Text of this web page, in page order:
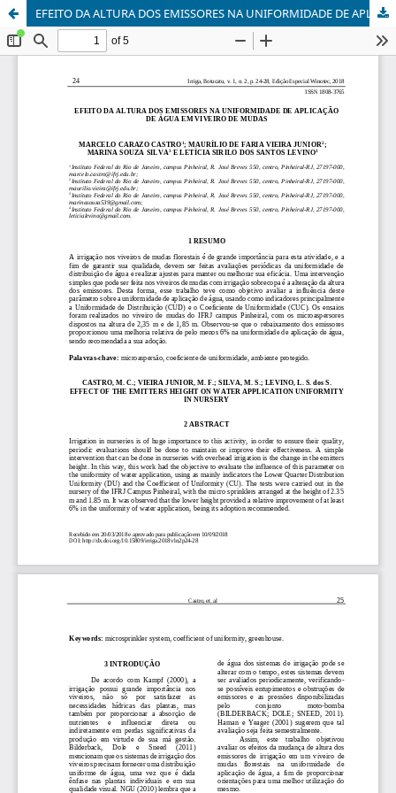
EFEITO DA ALTURA DOS EMISSORES NA UNIFORMIDADE DE APLICAÇÃO DE ÁGUA EM VIVEIRO DE MUDAS